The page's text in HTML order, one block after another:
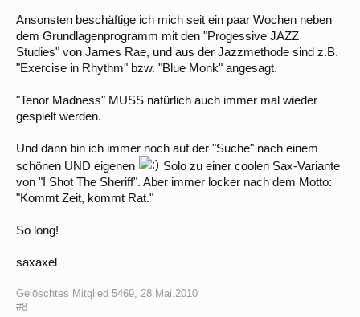
Ansonsten beschäftige ich mich seit ein paar Wochen neben
dem Grundlagenprogramm mit den "Progessive JAZZ
Studies" von James Rae, und aus der Jazzmethode sind z.B.
"Exercise in Rhythm" bzw. "Blue Monk" angesagt.
"Tenor Madness" MUSS natürlich auch immer mal wieder
gespielt werden.
Und dann bin ich immer noch auf der "Suche" nach einem
schönen UND eigenen
Solo zu einer coolen Sax-Variante
von "I Shot The Sheriff". Aber immer locker nach dem Motto:
"Kommt Zeit, kommt Rat."
So long!
saxaxel
Gelöschtes Mitglied 5469, 28.Mai.2010
#8